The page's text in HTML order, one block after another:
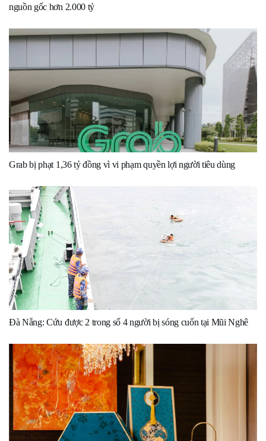
nguồn gốc hơn 2.000 tỷ
Grab bị phạt 1,36 tỷ đồng vì vi phạm quyền lợi người tiêu dùng
Đà Nẵng: Cứu được 2 trong số 4 người bị sóng cuốn tại Mũi Nghê